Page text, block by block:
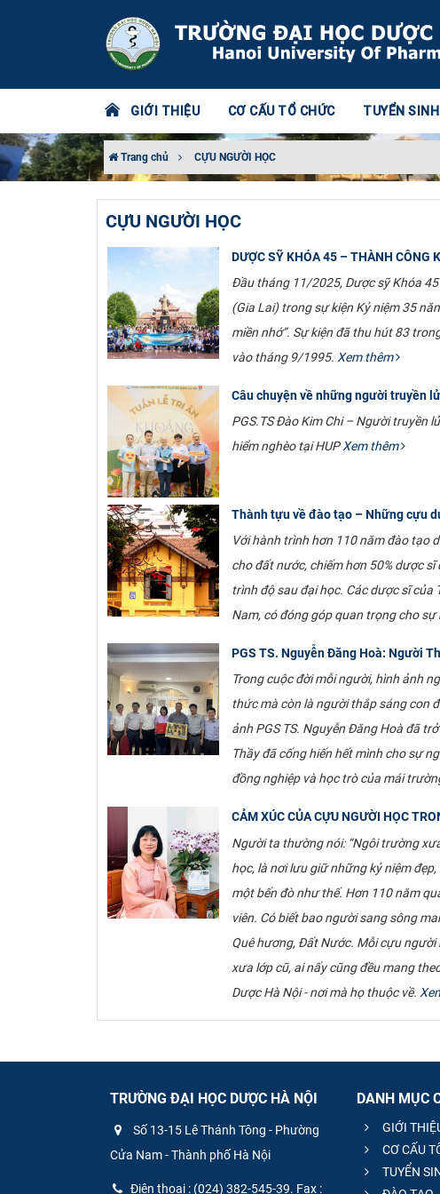
GIỚI THIỆU CƠ CẤU TỔ CHỨC TUYỂN SINH
Trang chủ CỰU NGƯỜI HỌC
CỰU NGƯỜI HỌC
DƯỢC SỸ KHÓA 45 – THÀNH CÔNG
Đầu tháng 11/2025, Dược sỹ Khóa
(Gia Lai) trong sự kiện Kỷ niệm 35
miền nhớ”. Sự kiện đã thu hút 83
vào tháng 9/1995. Xem thêm
Câu chuyện về những người truyền
PGS.TS Đào Kim Chi – Người truyền
hiểm nghèo tại HUPXem thêm
Thành tựu về đào tạo – Những cựu
Với hành trình hơn 110 năm đào tạo
cho đất nước, chiếm hơn 50% dược
trình độ sau đại học. Các dược sĩ
Nam, có đóng góp quan trọng cho
PGS TS. Nguyễn Đăng Hoà: Người
Trong cuộc đời mỗi người, hình ảnh
thức mà còn là người thắp sáng con
ảnh PGS TS. Nguyễn Đăng Hoà đã
Thầy đã cống hiến hết mình cho sự
đồng nghiệp và học trò của mái
CẢM XÚC CỦA CỰU NGƯỜI HỌC
Người ta thường nói: “Ngôi trường
học, là nơi lưu giữ những kỷ niệm
một bến đò như thế. Hơn 110 năm
viên. Có biết bao người sang sông
Quê hương, Đất Nước. Mỗi cựu
xưa lớp cũ, ai nấy cũng đều mang
Dược Hà Nội - nơi mà họ thuộc về.
TRƯỜNG ĐẠI HỌC DƯỢC HÀ NỘI
Số 13-15 Lê Thánh Tông - Phường
Cửa Nam - Thành phố Hà Nội
Điện thoại : (024) 382-545-39. Fax :
DANH MỤC
GIỚI
CƠ CẤU
TUYỂN